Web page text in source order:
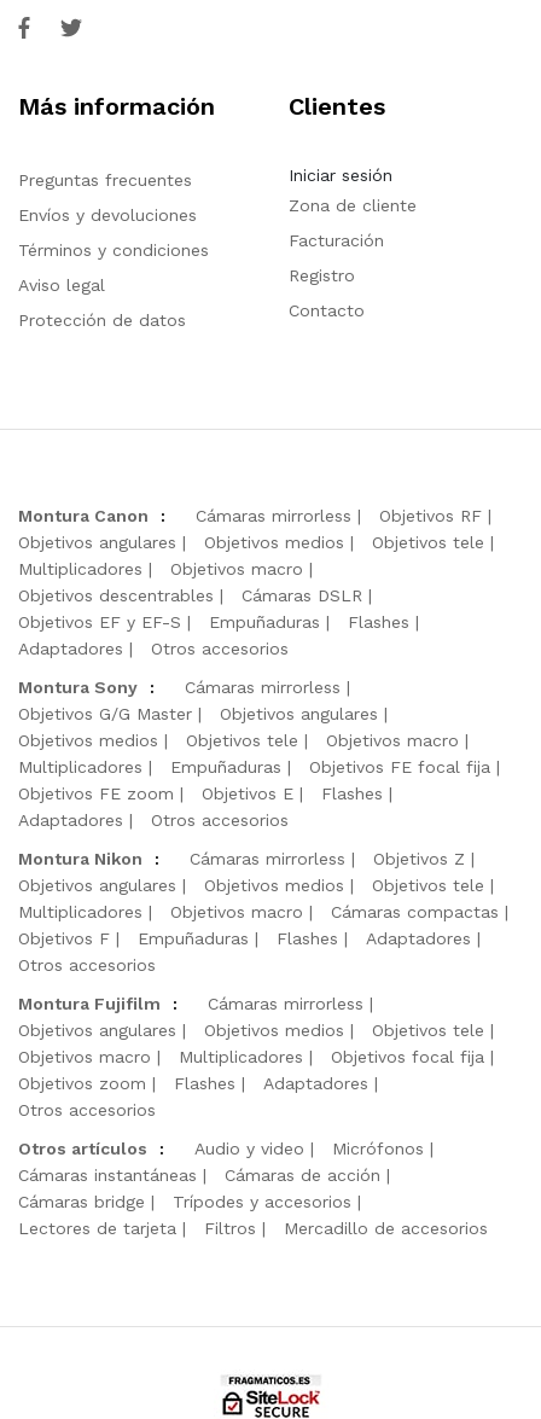
Más información
Preguntas frecuentes
Envíos y devoluciones
Términos y condiciones
Aviso legal
Protección de datos
Clientes
Iniciar sesión
Zona de cliente
Facturación
Registro
Contacto
Montura Canon : Cámaras mirrorless
Objetivos RF
Objetivos angulares
Objetivos medios
Objetivos tele
Multiplicadores
Objetivos macro
Objetivos descentrables
Cámaras DSLR
Objetivos EF y EF-S
Empuñaduras
Flashes
Adaptadores
Otros accesorios
Montura Sony
:
Cámaras mirrorless
Objetivos G/G Master
Objetivos angulares
Objetivos medios
Objetivos tele
Objetivos macro
Multiplicadores
Empuñaduras
Objetivos FE focal fija
Objetivos FE zoom
Objetivos E
Flashes
Adaptadores
Otros accesorios
Montura Nikon
: Cámaras mirrorless
Objetivos Z
Objetivos angulares
Objetivos medios
Objetivos tele
Multiplicadores
Objetivos macro
Cámaras compactas
Objetivos F
Empuñaduras Flashes
Adaptadores
Otros accesorios
Montura Fujifilm
:
Cámaras mirrorless
Objetivos angulares
Objetivos medios
Objetivos tele
Objetivos macro
Multiplicadores
Objetivos focal fija
Objetivos zoom
Flashes
Adaptadores
Otros accesorios
Otros artículos
: Audio y video
Micrófonos
Cámaras instantáneas
Cámaras de acción
Cámaras bridge
Trípodes y accesorios
Lectores de tarjeta
Filtros Mercadillo de accesorios